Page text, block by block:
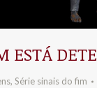
ESTÁ
, Série sinais do fim